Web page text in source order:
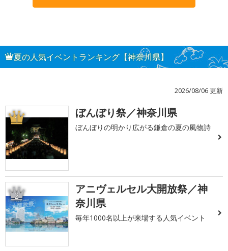
夏の人気イベントランキング【神奈川県】
2026/08/06 更新
1 ぼんぼり祭／神奈川県
ぼんぼりの明かり広がる鎌倉の夏の風物詩
2
アニヴェルセル大開放祭／神
奈川県
毎年1000名以上が来場する人気イベント